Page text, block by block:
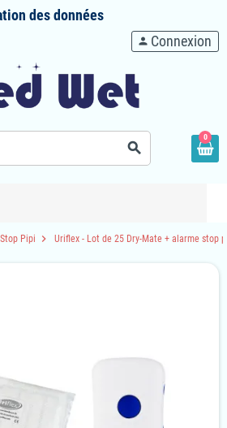
des données
search
person Connexion
0
Pipi chevron_right Uriflex - Lot de 25 Dry-Mate + alarme stop